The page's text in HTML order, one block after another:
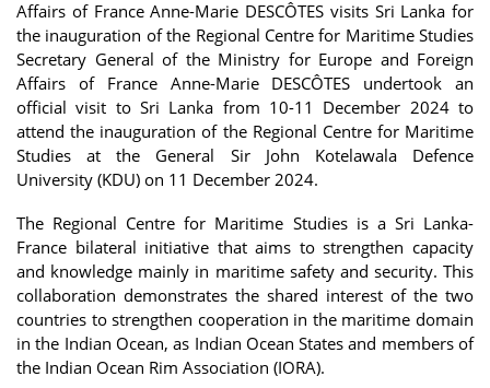
Affairs of France Anne-Marie DESCÔTES visits Sri Lanka for
the inauguration of the Regional Centre for Maritime Studies
Secretary General of the Ministry for Europe and Foreign
Affairs of France Anne-Marie DESCÔTES undertook an
official visit to Sri Lanka from 10-11 December 2024 to
attend the inauguration of the Regional Centre for Maritime
Studies at the General Sir John Kotelawala Defence
University (KDU) on 11 December 2024.
The Regional Centre for Maritime Studies is a Sri Lanka-
France bilateral initiative that aims to strengthen capacity
and knowledge mainly in maritime safety and security. This
collaboration demonstrates the shared interest of the two
countries to strengthen cooperation in the maritime domain
in the Indian Ocean, as Indian Ocean States and members of
the Indian Ocean Rim Association (IORA).